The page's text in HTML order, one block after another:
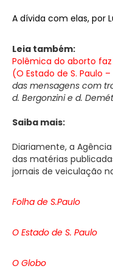
A dívida com elas, por
Leia também:
Polêmica do aborto
(O Estado de S. Paulo –
das mensagens com
d. Bergonzini e d.
Saiba mais:
Diariamente, a
das matérias
jornais de veiculação
Folha de S.Paulo
O Estado de S. Paulo
O Globo